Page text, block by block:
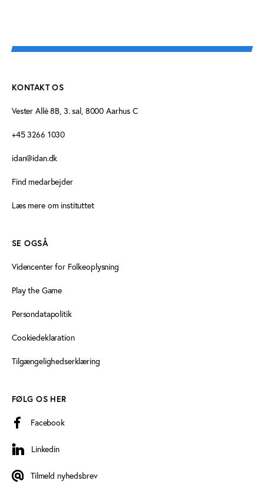
KONTAKT OS
Vester Allé 8B, 3. sal, 8000 Aarhus C
+45 3266 1030
idan@idan.dk
Find medarbejder
Læs mere om instituttet
SE OGSÅ
Videncenter for Folkeoplysning
Play the Game
Persondatapolitik
Cookiedeklaration
Tilgængelighedserklæring
FØLG OS HER
Facebook
Linkedin
Linkedin
Tilmeld nyhedsbrev